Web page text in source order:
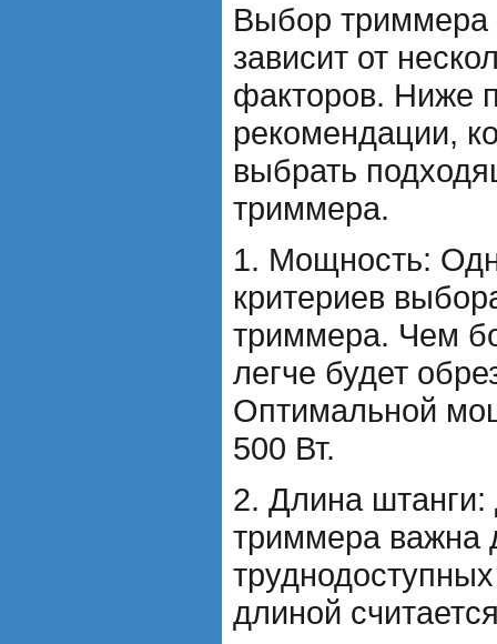
Выбор триммера
зависит от
факторов. Ниже
рекомендации,
выбрать
триммера.
1. Мощность:
критериев
триммера. Чем
легче будет
Оптимальной
500 Вт.
2. Длина
триммера важна
длиной